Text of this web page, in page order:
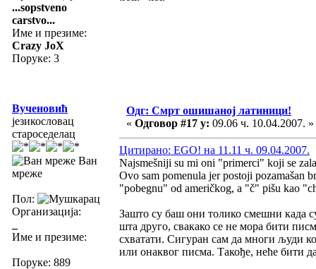
...sopstveno
carstvo...
Име и презиме:
Crazy JoX
Поруке: 3
Вученовић
језикословац
староседелац
Ван
мреже
Пол:
Организација:
Име и презиме:
Поруке: 889
Одг: Смрт ошишаној латиници!
« Одговор #17 у: 09.06 ч. 10.04.2007. »
Цитирано: EGO! на 11.11 ч. 09.04.2007.
Najsmešniji su mi oni "primerci" koji se
Ovo sam pomenula jer postoji pozamašan
"pobegnu" od američkog, a "č" pišu kao
Зашто су баш они толико смешни када
шта друго, свакако се не мора бити
схватати. Сигуран сам да многи људи
или онаквог писма. Такође, неће бити